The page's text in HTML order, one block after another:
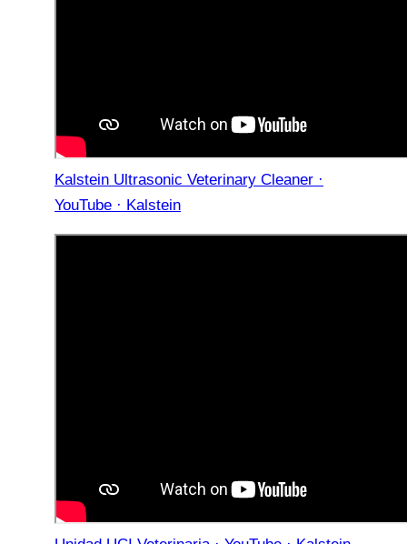
Kalstein Ultrasonic Veterinary Cleaner ·
YouTube · Kalstein